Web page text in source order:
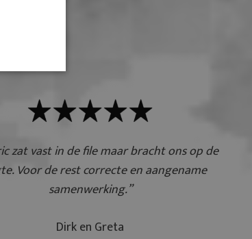
zat vast in de file maar bracht ons op de
Voor de rest correcte en aangename
samenwerking.”
Dirk en Greta